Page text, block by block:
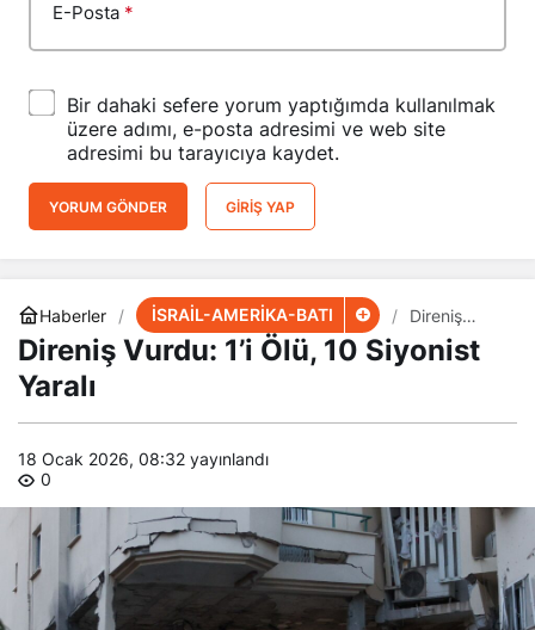
E-Posta *
Bir dahaki sefere yorum yaptığımda kullanılmak
üzere adımı, e-posta adresimi ve web site
adresimi bu tarayıcıya kaydet.
YORUM GÖNDER GIRIŞ YAP
Haberler İSRAİL-AMERİKA-BATI
Direniş
Vurdu: 1’i
Ölü, 10
Direniş Vurdu: 1’i Ölü, 10 Siyonist
Yaralı
18 Ocak 2026, 08:32 yayınlandı
0